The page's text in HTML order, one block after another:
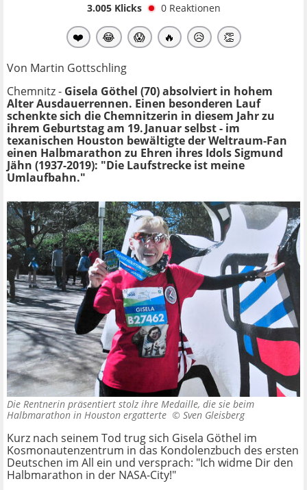
3.005Klicks 0 Reaktionen
❤️ 😂 😱 🔥 😥 👏
Von Martin Gottschling
Chemnitz - Gisela Göthel (70) absolviert in hohem
Alter Ausdauerrennen. Einen besonderen Lauf
schenkte sich die Chemnitzerin in diesem Jahr zu
ihrem Geburtstag am 19. Januar selbst - im
texanischen Houston bewältigte der Weltraum-Fan
einen Halbmarathon zu Ehren ihres Idols Sigmund
Jähn (1937-2019): "Die Laufstrecke ist meine
Umlaufbahn."
Die Rentnerin präsentiert stolz ihre Medaille, die sie beim
Halbmarathon in Houston ergatterte © Sven Gleisberg
Kurz nach seinem Tod trug sich Gisela Göthel im
Kosmonautenzentrum in das Kondolenzbuch des ersten
Deutschen im All ein und versprach: "Ich widme Dir den
Halbmarathon in der NASA-City!"